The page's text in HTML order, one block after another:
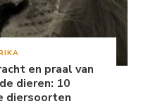
en praal van
dieren: 10
diersoorten